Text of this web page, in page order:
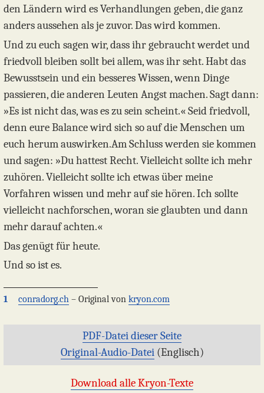
den Ländern wird es Verhandlungen geben, die ganz
anders aussehen als je zuvor. Das wird kommen.
Und zu euch sagen wir, dass ihr gebraucht werdet und
friedvoll bleiben sollt bei allem, was ihr seht. Habt das
Bewusstsein und ein besseres Wissen, wenn Dinge
passieren, die anderen Leuten Angst machen. Sagt dann:
»Es ist nicht das, was es zu sein scheint.« Seid friedvoll,
denn eure Balance wird sich so auf die Menschen um
euch herum auswirken.Am Schluss werden sie kommen
und sagen: »Du hattest Recht. Vielleicht sollte ich mehr
zuhören. Vielleicht sollte ich etwas über meine
Vorfahren wissen und mehr auf sie hören. Ich sollte
vielleicht nachforschen, woran sie glaubten und dann
mehr darauf achten.«
Das genügt für heute.
Und so ist es.
1 conradorg.ch – Original von kryon.com
PDF-Datei dieser Seite
Original-Audio-Datei(Englisch)
Download alle Kryon-Texte